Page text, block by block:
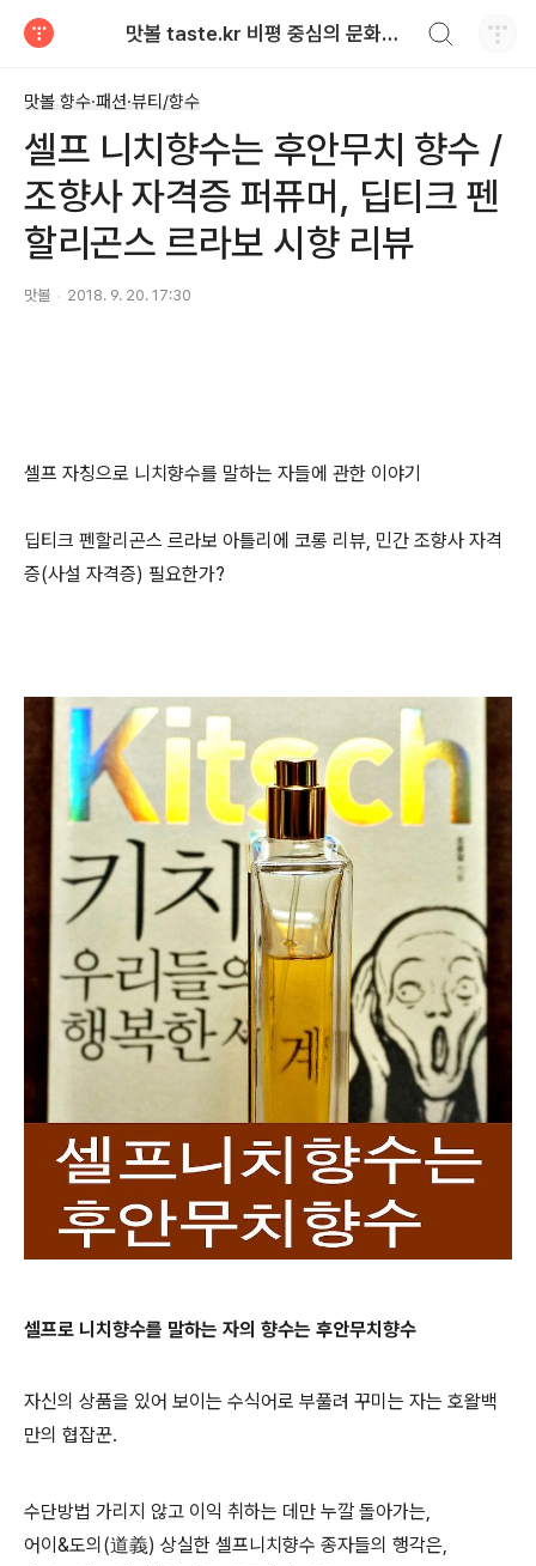
맛볼 taste.kr 비평 중심의 문화적 기호 · 맛 · 향기 리뷰
맛볼 향수·패션·뷰티/향수
셀프 니치향수는 후안무치 향수 /
조향사 자격증 퍼퓨머, 딥티크 펜
할리곤스 르라보 시향 리뷰
맛볼 2018. 9. 20. 17:30
셀프 자칭으로 니치향수를 말하는 자들에 관한 이야기
딥티크 펜할리곤스 르라보 아틀리에 코롱 리뷰, 민간 조향사 자격
증(사설 자격증) 필요한가?
셀프로 니치향수를 말하는 자의 향수는 후안무치향수
자신의 상품을 있어 보이는 수식어로 부풀려 꾸미는 자는 호왈백
만의 협잡꾼.
수단방법 가리지 않고 이익 취하는 데만 누깔 돌아가는,
어이&도의(道義) 상실한 셀프니치향수 종자들의 행각은,